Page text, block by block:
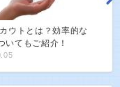
ウトとは？効率的な
いてもご紹介！